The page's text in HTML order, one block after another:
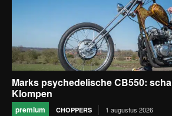
Marks psychedelische CB550:
Klompen
premium CHOPPERS 1 augustus 2026